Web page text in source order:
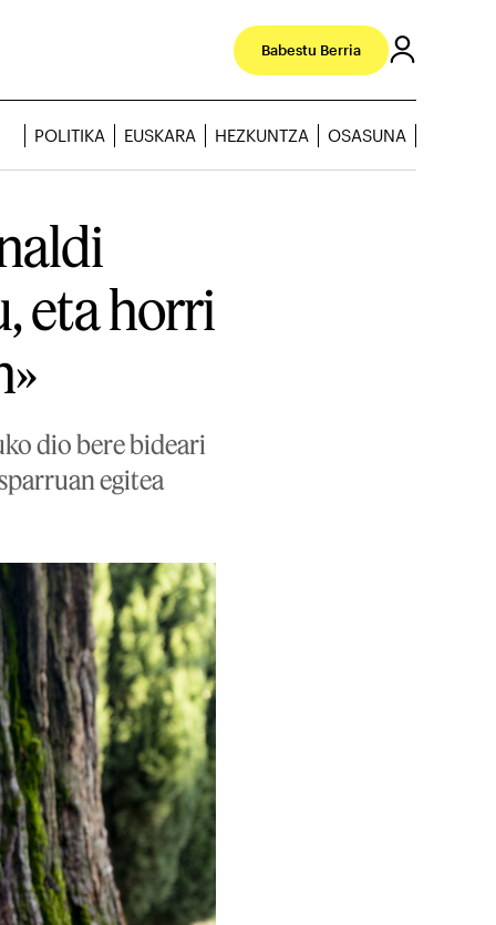
Babestu Berria
POLITIKA EUSKARA HEZKUNTZA OSASUNA
eta horri
dio bere bideari
egitea